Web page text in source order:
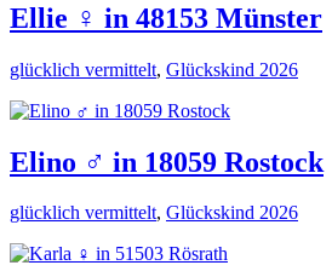
Ellie ♀️ in 48153 Münster
glücklich vermittelt, Glückskind 2026
Elino ♂️ in 18059 Rostock
glücklich vermittelt, Glückskind 2026